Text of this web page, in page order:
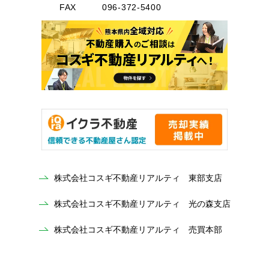
FAX
096-372-5400
株式会社コスギ不動産リアルティ 東部支店
株式会社コスギ不動産リアルティ 光の森支店
株式会社コスギ不動産リアルティ 売買本部